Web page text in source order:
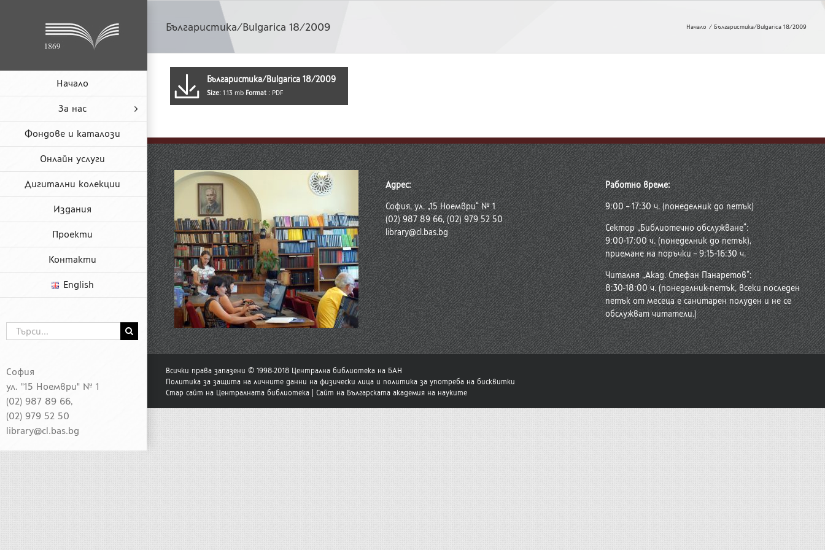
Начало
За нас
Фондове и каталози
Онлайн услуги
Дигитални колекции
Издания
Проекти
Контакти
English
София
ул. "15 Ноември" № 1
(02) 987 89 66,
(02) 979 52 50
library@cl.bas.bg
Търсене
...
Българистика/Bulgarica 18/2009 Начало Българистика/Bulgarica 18/2009
Българистика/Bulgarica 18/2009
Size: 1.13 mb Format : PDF
Адрес:
София, ул. „15 Ноември“ № 1
(02) 987 89 66, (02) 979 52 50
library@cl.bas.bg
Работно време:
9:00 – 17:30 ч. (понеделник до петък)
Сектор „Библиотечно обслужване“:
9:00-17:00 ч. (понеделник до петък),
приемане на поръчки – 9:15-16:30 ч.
Читалня „Акад. Стефан Панаретов“:
8:30-18:00 ч. (понеделник-петък, всеки последен
петък от месеца е санитарен полуден и не се
обслужват читатели.)
Всички права запазени © 1998-2018 Централна библиотека на БАН
Политика за защита на личните данни на физически лица и политика за употреба на бисквитки
Стар сайт на Централната библиотека
Сайт на Българската академия на науките